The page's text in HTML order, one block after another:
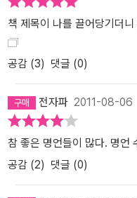
책 제목이 나를 끌어당기더
공감 (3) 댓글 (0)
전자파 2011-08-06
참 좋은 명언들이 많다. 명언
공감 (2) 댓글 (0)